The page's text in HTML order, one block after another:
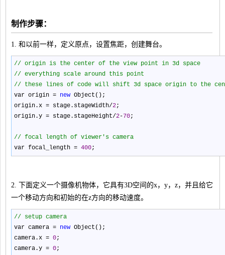
制作步骤：
1. 和以前一样，定义原点，设置焦距，创建舞台。
// origin is the center of the view point in 3d space
// everything scale around this point
// these lines of code will shift 3d space origin to the
var origin = new Object();
origin.x = stage.stageWidth/2;
origin.y = stage.stageHeight/2-70;
// focal length of viewer's camera
var focal_length = 400;
2. 下面定义一个摄像机物体，它具有3D空间的x，y，z，并且给它
一个移动方向和初始的在z方向的移动速度。
// setup camera
var camera = new Object();
camera.x = 0;
camera.y = 0;